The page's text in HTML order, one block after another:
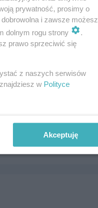
prywatność, prosimy o
i zawsze możesz
dolnym rogu strony
.
prawo sprzeciwić się
z naszych serwisów
w Polityce
Akceptuję